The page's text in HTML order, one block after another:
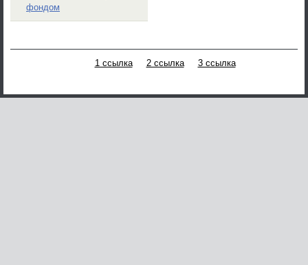
фондом
1 ссылка 2 ссылка 3 ссылка